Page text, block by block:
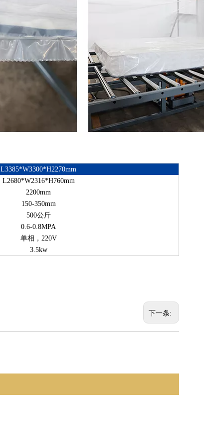
L3385*W3300*H2270mm
L2680*W2316*H760mm
2200mm
150-350mm
500公斤
0.6-0.8MPA
单相，220V
3.5kw
下一条: